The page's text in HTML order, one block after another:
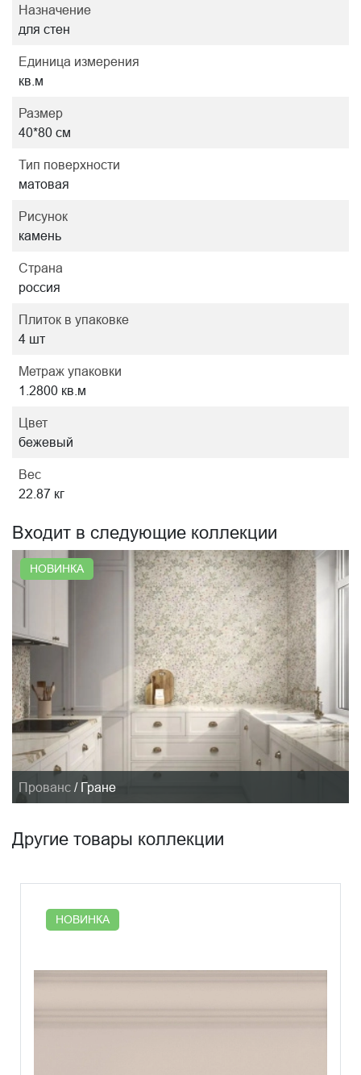
Назначение
для стен
Единица измерения
кв.м
Размер
40*80 см
Тип поверхности
матовая
Рисунок
камень
Страна
россия
Плиток в упаковке
4 шт
Метраж упаковки
1.2800 кв.м
Цвет
бежевый
Вес
22.87 кг
Входит в следующие коллекции
НОВИНКА
Прованс / Гране
Другие товары коллекции
НОВИНКА